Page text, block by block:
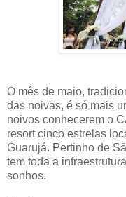
O mês de maio,
das noivas, é só mais
noivos conhecerem o
resort cinco estrelas
Guarujá. Pertinho de
tem toda a
sonhos.